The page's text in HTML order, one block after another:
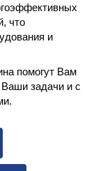
что
и
помогут Вам
Ваши задачи и с